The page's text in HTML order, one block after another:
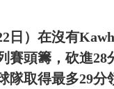
日）在沒有
賽頭籌，砍進28
隊取得最多29分